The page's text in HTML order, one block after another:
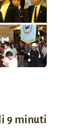
9 minuti